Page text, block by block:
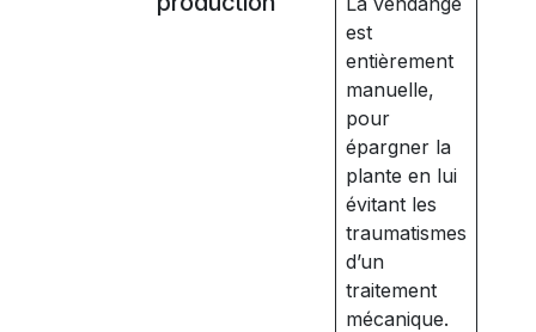
est
entièrement
manuelle,
pour
épargner la
plante en lui
évitant les
traumatismes
d’un
traitement
mécanique.